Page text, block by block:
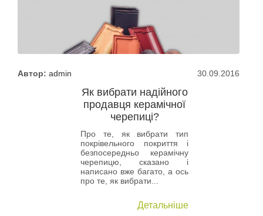
30.09.2016
Автор: admin
Як вибрати надійного
продавця керамічної
черепиці?
Про те, як вибрати тип
покрівельного покриття і
безпосередньо керамічну
черепицю, сказано і
написано вже багато, а ось
про те, як вибрати...
Детальніше